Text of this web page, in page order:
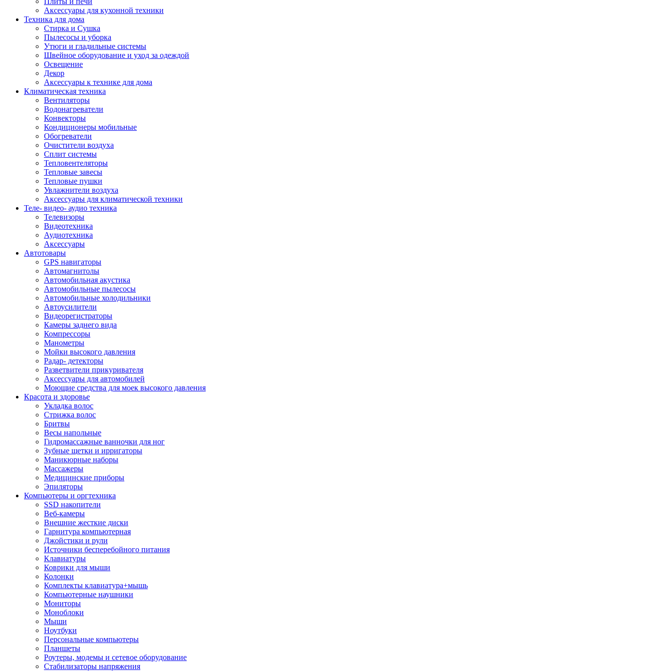
Аксессуары для кухонной техники
Техника для дома
Стирка и Сушка
Пылесосы и уборка
Утюги и гладильные системы
Швейное оборудование и уход за одеждой
Освещение
Декор
Аксессуары к технике для дома
Климатическая техника
Вентиляторы
Водонагреватели
Конвекторы
Кондиционеры мобильные
Обогреватели
Очистители воздуха
Сплит системы
Тепловентеляторы
Тепловые завесы
Тепловые пушки
Увлажнители воздуха
Аксессуары для климатической техники
Теле- видео- аудио техника
Телевизоры
Видеотехника
Аудиотехника
Аксессуары
Автотовары
GPS навигаторы
Автомагнитолы
Автомобильная акустика
Автомобильные пылесосы
Автомобильные холодильники
Автоусилители
Видеорегистраторы
Камеры заднего вида
Компрессоры
Манометры
Мойки высокого давления
Радар- детекторы
Разветвители прикуривателя
Аксессуары для автомобилей
Моющие средства для моек высокого давления
Красота и здоровье
Укладка волос
Стрижка волос
Бритвы
Весы напольные
Гидромассажные ванночки для ног
Зубные щетки и ирригаторы
Маникюрные наборы
Массажеры
Медицинские приборы
Эпиляторы
Компьютеры и оргтехника
SSD накопители
Веб-камеры
Внешние жесткие диски
Гарнитура компьютерная
Джойстики и рули
Источники бесперебойного питания
Клавиатуры
Коврики для мыши
Колонки
Комплекты клавиатура+мышь
Компьютерные наушники
Мониторы
Моноблоки
Мыши
Ноутбуки
Персональные компьютеры
Планшеты
Роутеры, модемы и сетевое оборудование
Стабилизаторы напряжения